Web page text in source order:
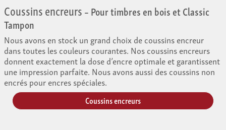
Coussins encreurs– Pour timbres en bois et Classic
Tampon
Nous avons en stock un grand choix de coussins encreur
dans toutes les couleurs courantes. Nos coussins encreurs
donnent exactement la dose d’encre optimale et garantissent
une impression parfaite. Nous avons aussi des coussins non
encrés pour encres spéciales.
Coussins encreurs